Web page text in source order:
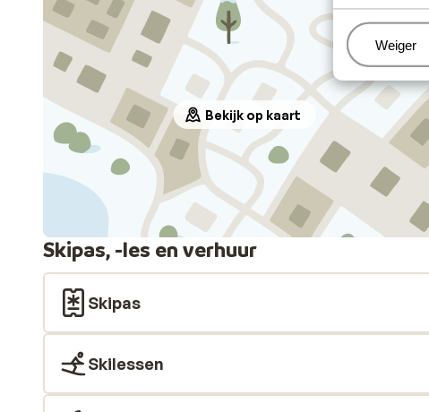
Beheren
Weiger
Bekijk op kaart
Skipas, -les en verhuur
Skipas
Skilessen